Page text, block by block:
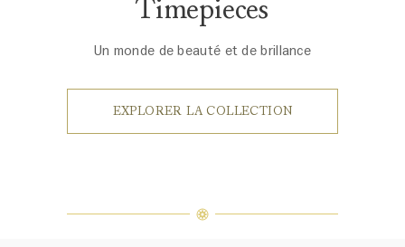
Timepieces
Un monde de beauté et de brillance
EXPLORER LA COLLECTION